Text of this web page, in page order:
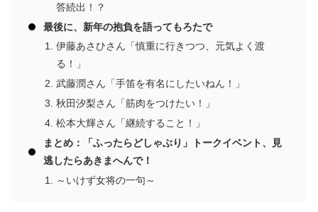
答続出！？
最後に、新年の抱負を語ってもろたで
伊藤あさひさん「慎重に行きつつ、元気よく渡
る！」
武藤潤さん「手笛を有名にしたいねん！」
秋田汐梨さん「筋肉をつけたい！」
松本大輝さん「継続すること！」
まとめ：「ふったらどしゃぶり」トークイベント、見
逃したらあきまへんで！
～いけず女将の一句～